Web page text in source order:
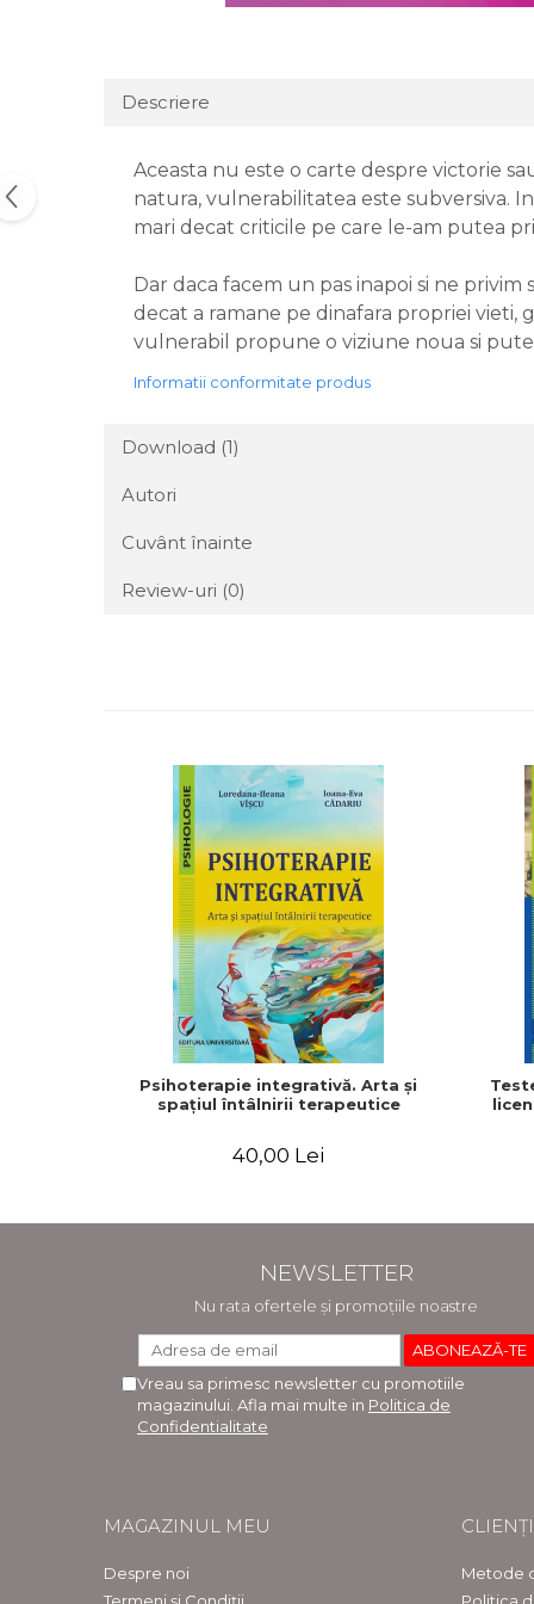
Descriere
Aceasta nu este o carte despre victorie
natura, vulnerabilitatea este subversiva.
mari decat criticile pe care le-am putea
Dar daca facem un pas inapoi si ne
decat a ramane pe dinafara propriei
vulnerabil propune o viziune noua si
Informatii conformitate produs
Download (1)
Autori
Cuvânt înainte
Review-uri (0)
Psihoterapie integrativă. Arta şi
spaţiul întâlnirii terapeutice
40,00 Lei
NEWSLETTER
Nu rata ofertele și promoțiile noastre
Vreau sa primesc newsletter cu promotiile
magazinului. Afla mai multe in Politica de
Confidentialitate
MAGAZINUL MEU
Despre noi
CLIENȚI
Metode